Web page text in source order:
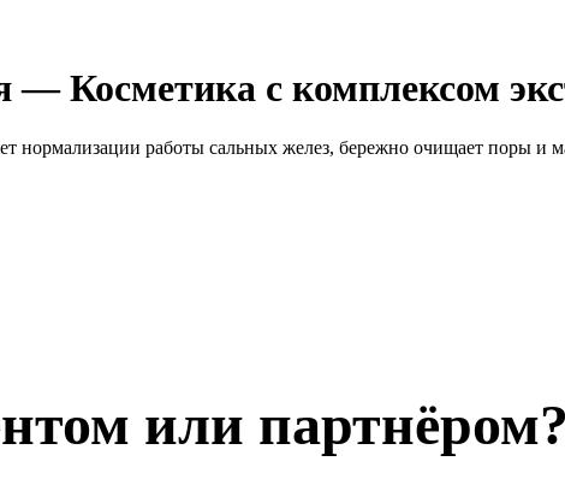
Косметика с комплексом
нормализации работы сальных желез, бережно очищает поры и
или партнёром?